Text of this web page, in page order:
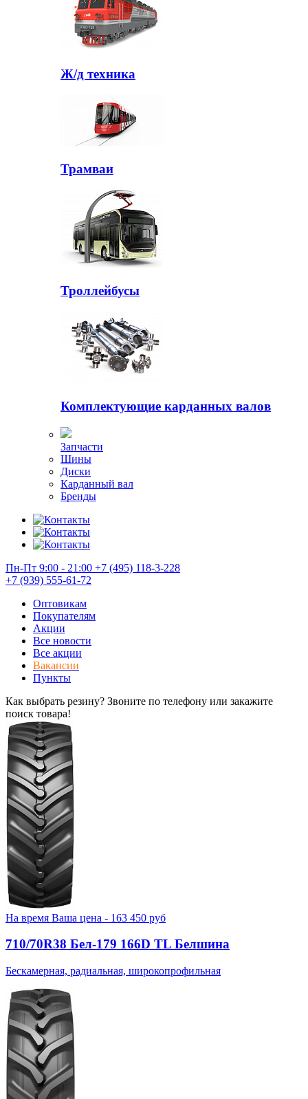
Ж/д техника
Трамваи
Троллейбусы
Комплектующие карданных валов
Запчасти
Шины
Диски
Карданный вал
Бренды
Пн-Пт 9:00 - 21:00 +7 (495) 118-3-228
+7 (939) 555-61-72
Оптовикам
Покупателям
Акции
Все новости
Все акции
Вакансии
Пункты
Как выбрать резину? Звоните по телефону или закажите
поиск товара!
На время Ваша цена - 163 450 руб
710/70R38 Бел-179 166D TL Белшина
Бескамерная, радиальная, широкопрофильная